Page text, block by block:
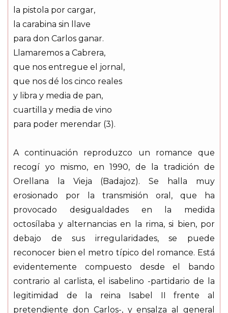
la pistola por cargar,
la carabina sin llave
para don Carlos ganar.
Llamaremos a Cabrera,
que nos entregue el jornal,
que nos dé los cinco reales
y libra y media de pan,
cuartilla y media de vino
para poder merendar (3).
A continuación reproduzco un romance que
recogí yo mismo, en 1990, de la tradición de
Orellana la Vieja (Badajoz). Se halla muy
erosionado por la transmisión oral, que ha
provocado desigualdades en la medida
octosílaba y alternancias en la rima, si bien, por
debajo de sus irregularidades, se puede
reconocer bien el metro típico del romance. Está
evidentemente compuesto desde el bando
contrario al carlista, el isabelino -partidario de la
legitimidad de la reina Isabel II frente al
pretendiente don Carlos-, y ensalza al general